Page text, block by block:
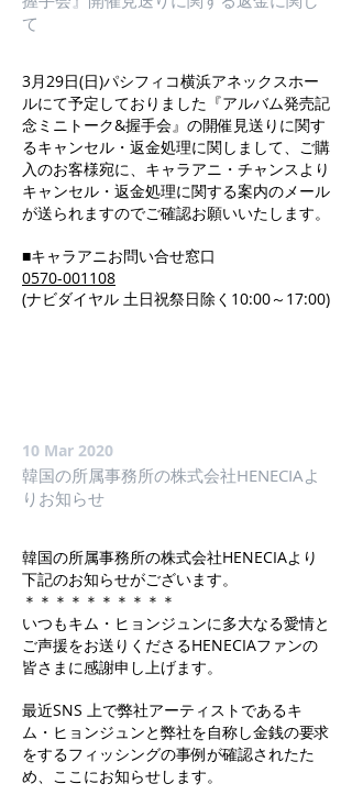
て
3月29日(日)パシフィコ横浜アネックスホー
ルにて予定しておりました『アルバム発売記
念ミニトーク&握手会』の開催見送りに関す
るキャンセル・返金処理に関しまして、ご購
入のお客様宛に、キャラアニ・チャンスより
キャンセル・返金処理に関する案内のメール
が送られますのでご確認お願いいたします。
■キャラアニお問い合せ窓口
0570-001108
(ナビダイヤル 土日祝祭日除く10:00～17:00)
10 Mar 2020
韓国の所属事務所の株式会社HENECIAよ
りお知らせ
韓国の所属事務所の株式会社HENECIAより
下記のお知らせがございます。
＊＊＊＊＊＊＊＊＊＊
いつもキム・ヒョンジュンに多大なる愛情と
ご声援をお送りくださるHENECIAファンの
皆さまに感謝申し上げます。
最近SNS 上で弊社アーティストであるキ
ム・ヒョンジュンと弊社を自称し金銭の要求
をするフィッシングの事例が確認されたた
め、ここにお知らせします。